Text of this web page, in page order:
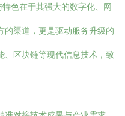
色在于其强大的数字化、网
的渠道，更是驱动服务升级的
、区块链等现代信息技术，致